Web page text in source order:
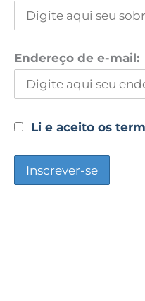
Endereço de e-mail:
Li e aceito os